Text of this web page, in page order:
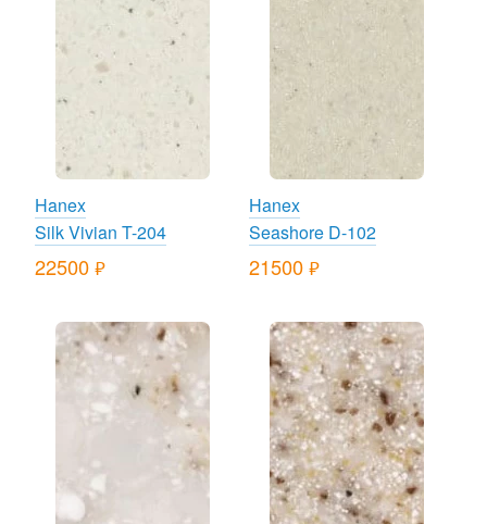
Hanex
Silk Vivian T-204
22500руб.
Hanex
Seashore D-102
21500 руб.